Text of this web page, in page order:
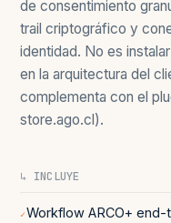
de consentimiento
trail criptográfico y
identidad. No es
en la arquitectura del
complementa con el
store.ago.cl).
↳ INCLUYE
✓Workflow ARCO+